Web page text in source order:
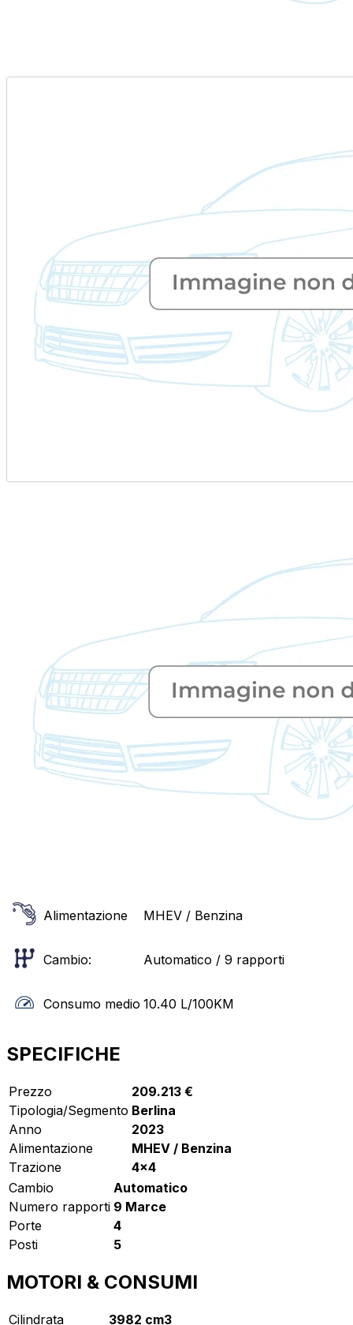
Alimentazione MHEV / Benzina
Cambio: Automatico / 9 rapporti
Consumo medio 10.40 L/100KM
SPECIFICHE
Prezzo
209.213 €
Tipologia/Segmento Berlina
Anno
2023
Alimentazione
MHEV / Benzina
Trazione
4x4
Cambio
Automatico
Numero rapporti 9 Marce
Porte
4
Posti
5
MOTORI & CONSUMI
Cilindrata 3982 cm3